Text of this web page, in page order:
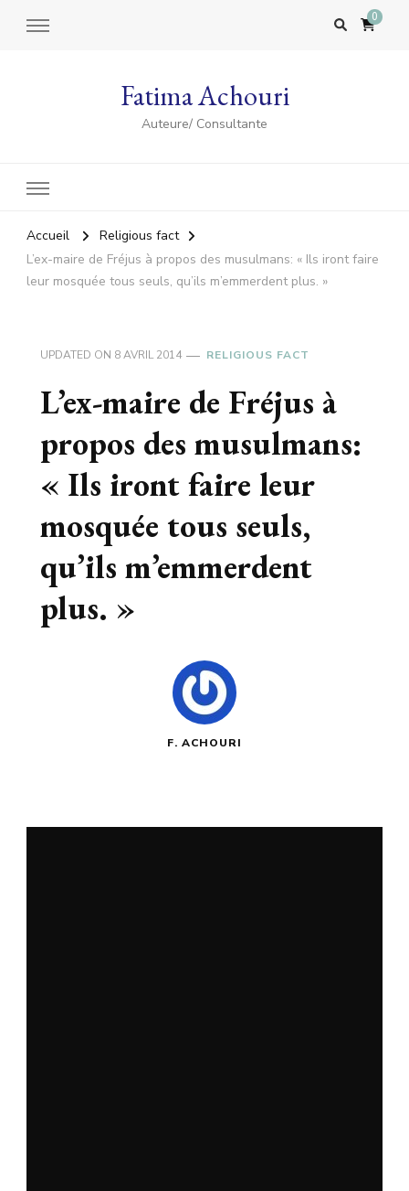
0
Fatima Achouri
Auteure/ Consultante
Accueil
Religious fact
L’ex-maire de Fréjus à propos des musulmans: « Ils iront faire
leur mosquée tous seuls, qu’ils m’emmerdent plus. »
UPDATED ON 8 AVRIL 2014 RELIGIOUS FACT
L’ex-maire de Fréjus à
propos des musulmans:
« Ils iront faire leur
mosquée tous seuls,
qu’ils m’emmerdent
plus. »
F. ACHOURI